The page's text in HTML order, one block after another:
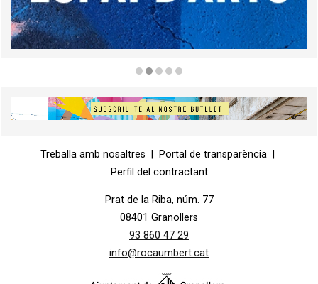
Treballa amb nosaltres
Portal de transparència
Perfil del contractant
Prat de la Riba, núm. 77
08401 Granollers
93 860 47 29
info@rocaumbert.cat